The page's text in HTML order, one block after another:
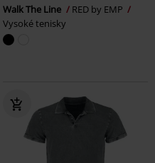
Walk The Line
RED by EMP
Vysoké tenisky